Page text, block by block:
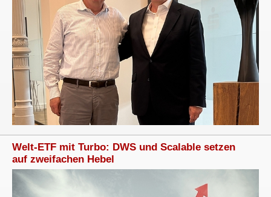
Welt-ETF mit Turbo: DWS und Scalable setzen
auf zweifachen Hebel